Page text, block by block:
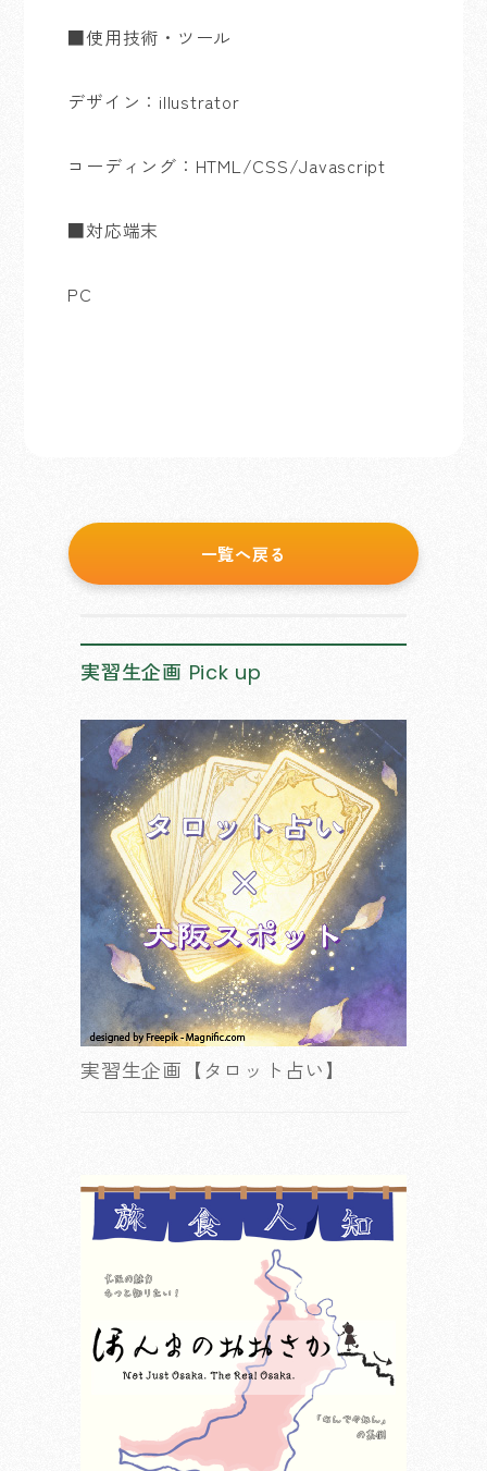
■使用技術・ツール
デザイン： illustrator
コーディング： HTML/CSS/Javascript
■対応端末
PC
一覧へ戻る
実習生企画 Pick up
実習生企画【タロット占い】